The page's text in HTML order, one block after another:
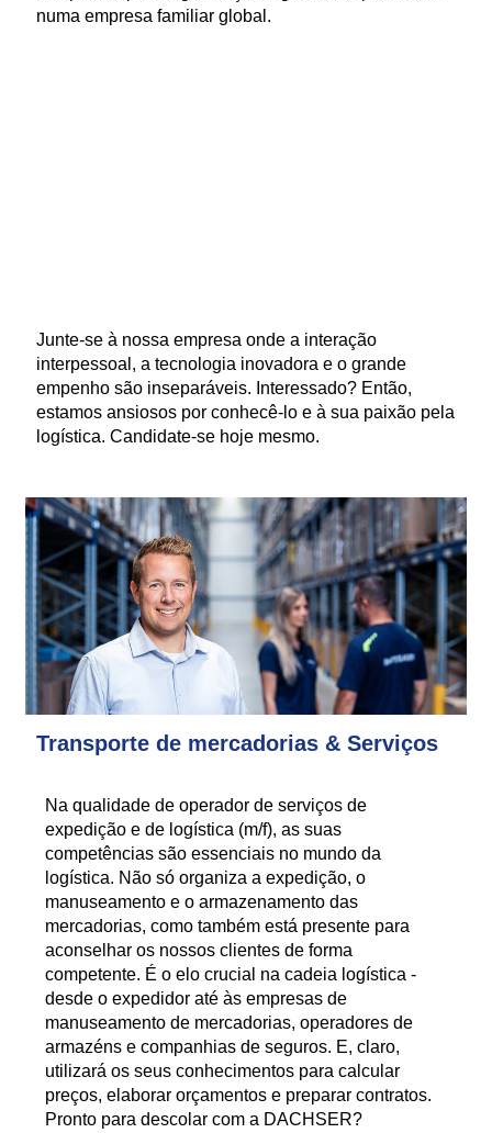
numa empresa familiar global.
Junte-se à nossa empresa onde a interação
interpessoal, a tecnologia inovadora e o grande
empenho são inseparáveis. Interessado? Então,
estamos ansiosos por conhecê-lo e à sua paixão pela
logística. Candidate-se hoje mesmo.
Transporte de mercadorias & Serviços
Na qualidade de operador de serviços de
expedição e de logística (m/f), as suas
competências são essenciais no mundo da
logística. Não só organiza a expedição, o
manuseamento e o armazenamento das
mercadorias, como também está presente para
aconselhar os nossos clientes de forma
competente. É o elo crucial na cadeia logística -
desde o expedidor até às empresas de
manuseamento de mercadorias, operadores de
armazéns e companhias de seguros. E, claro,
utilizará os seus conhecimentos para calcular
preços, elaborar orçamentos e preparar contratos.
Pronto para descolar com a DACHSER?